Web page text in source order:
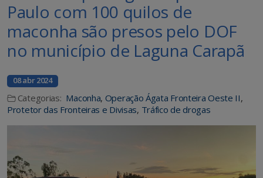
Paulo com 100 quilos de
maconha são presos pelo DOF
no município de Laguna Carapã
08 abr 2024
Categorias: Maconha, Operação Ágata Fronteira Oeste II,
Protetor das Fronteiras e Divisas, Tráfico de drogas